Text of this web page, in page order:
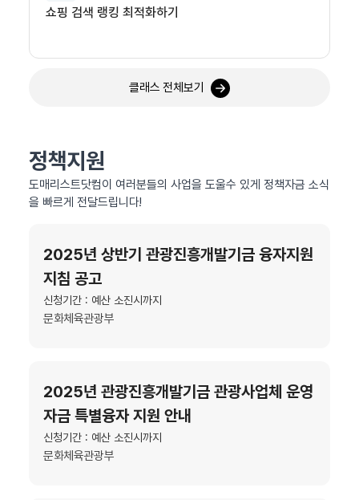
쇼핑 검색 랭킹 최적화하기
클래스 전체보기
정책지원
도매리스트닷컴이 여러분들의 사업을 도울수 있게 정책자금 소식
을 빠르게 전달드립니다!
2025년 상반기 관광진흥개발기금 융자지원
지침 공고
신청기간 : 예산 소진시까지
문화체육관광부
2025년 관광진흥개발기금 관광사업체 운영
자금 특별융자 지원 안내
신청기간 : 예산 소진시까지
문화체육관광부